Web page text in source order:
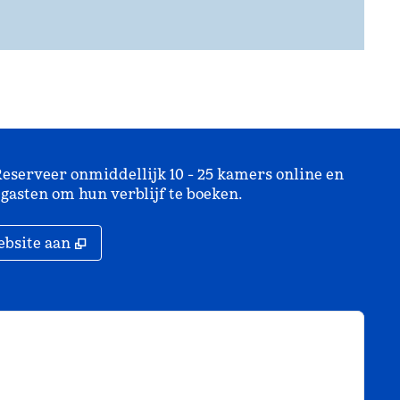
onmiddellijk 10 - 25 kamers online en
om hun verblijf te boeken.
aan ,